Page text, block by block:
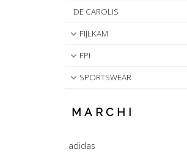
DE CAROLIS
FIJLKAM
FPI
SPORTSWEAR
MARCHI
adidas